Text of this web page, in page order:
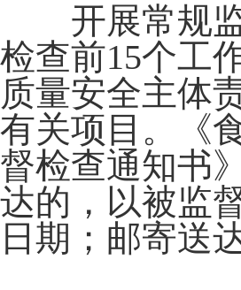
开展常规监
检查前15个工
质量安全主体
有关项目。《
督检查通知书
达的，以被监
日期；邮寄送